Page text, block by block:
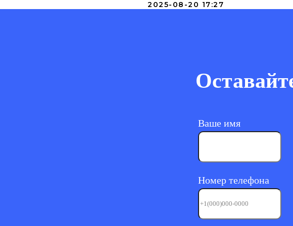
2025-08-20 17:27
Ваше имя
Номер телефона